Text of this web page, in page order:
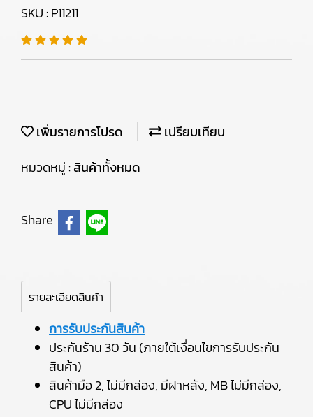
SKU : P11211
เพิ่มรายการโปรด
เปรียบเทียบ
หมวดหมู่ :สินค้าทั้งหมด
Share
รายละเอียดสินค้า
การรับประกันสินค้า
ประกันร้าน 30 วัน (ภายใต้เงื่อนไขการรับประกัน
สินค้า)
สินค้ามือ 2, ไม่มีกล่อง, มีฝาหลัง, MB ไม่มีกล่อง,
CPU ไม่มีกล่อง